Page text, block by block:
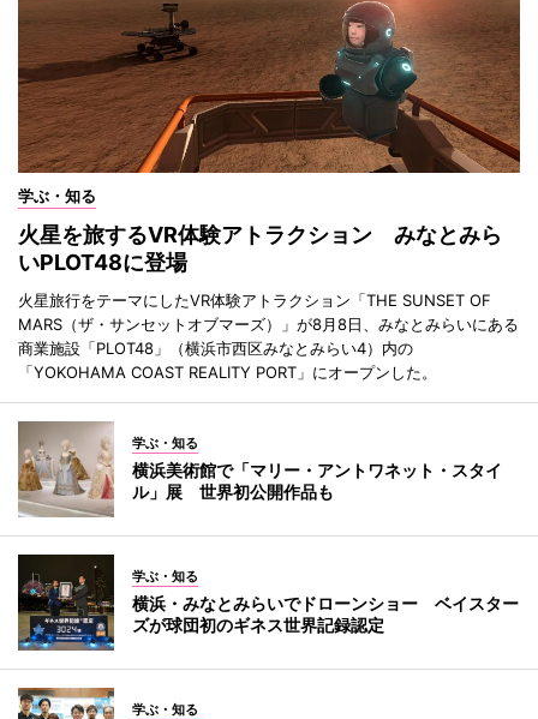
学ぶ・知る
火星を旅するVR体験アトラクション みなとみら
いPLOT48に登場
火星旅行をテーマにしたVR体験アトラクション「THE SUNSET OF
MARS（ザ・サンセットオブマーズ）」が8月8日、みなとみらいにある
商業施設「PLOT48」（横浜市西区みなとみらい4）内の
「YOKOHAMA COAST REALITY PORT」にオープンした。
学ぶ・知る
横浜美術館で「マリー・アントワネット・スタイ
ル」展 世界初公開作品も
学ぶ・知る
横浜・みなとみらいでドローンショー ベイスター
ズが球団初のギネス世界記録認定
学ぶ・知る